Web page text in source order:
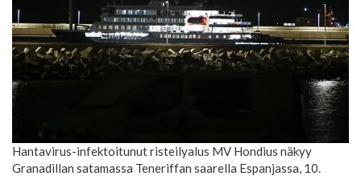
Hantavirus-infektoitunut risteilyalus MV Hondius näkyy
Granadillan satamassa Teneriffan saarella Espanjassa, 10.